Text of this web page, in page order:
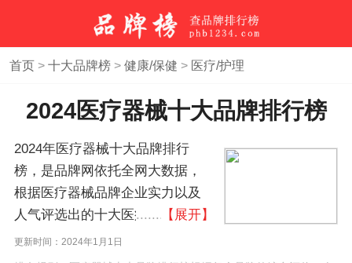
首页> 十大品牌榜> 健康/保健 > 医疗/护理
2024医疗器械十大品牌排行榜
2024年医疗器械十大品牌排行
榜，是品牌网依托全网大数据，
根据医疗器械品牌企业实力以及
人气评选出的十大医疗器械品牌
排行榜，医疗器械10大品牌榜。
如果您正在查找医疗器械什么牌
【展开】
更新时间：2024年1月1日